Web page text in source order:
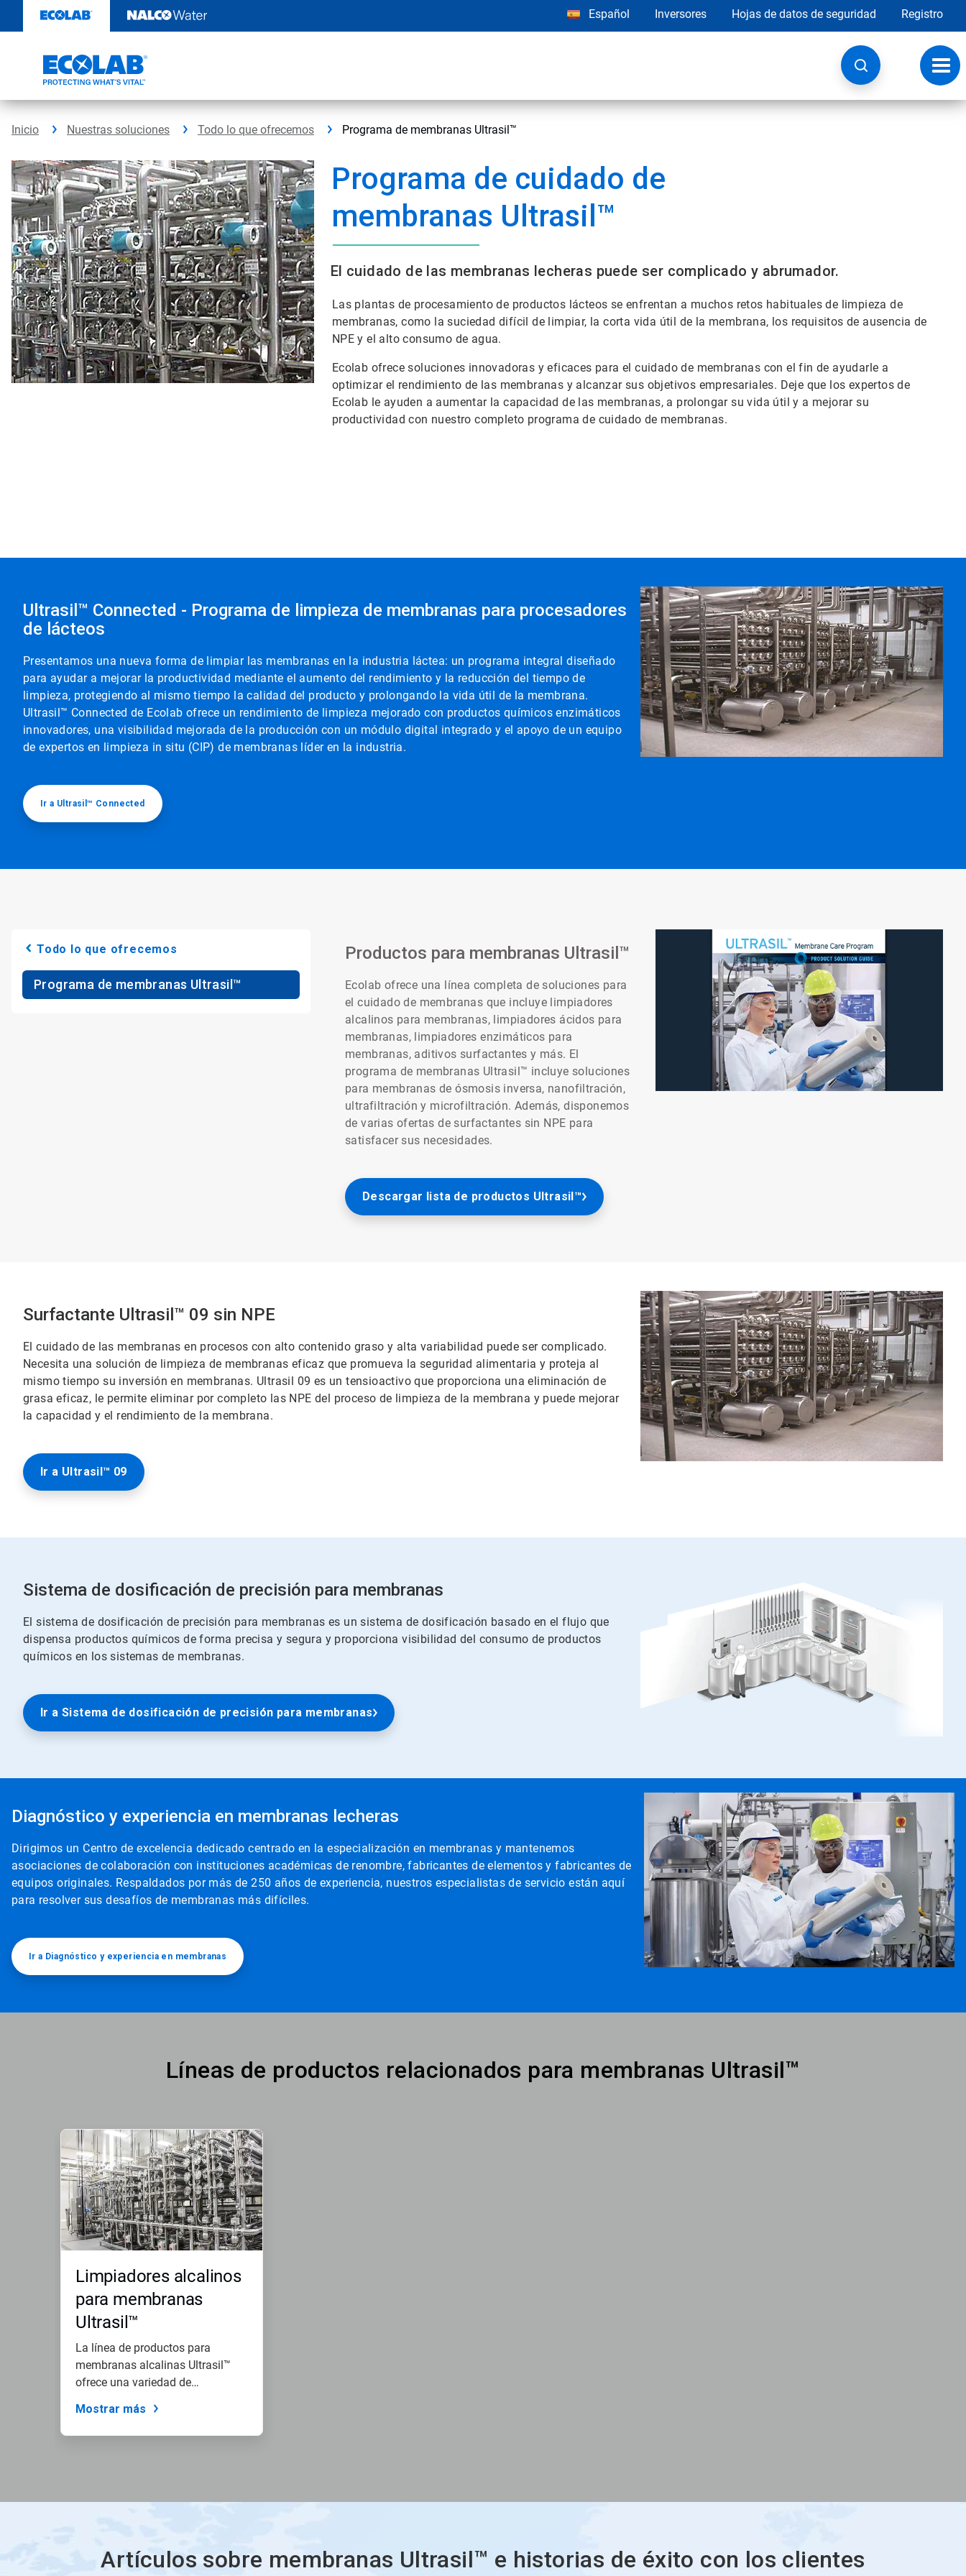
contenido
Español Inversores Hojas de datos de seguridad Registro
de
Inicio Nuestras soluciones Todo lo que ofrecemos Programa de membranas Ultrasil™
Programa de cuidado de
membranas Ultrasil™
El cuidado de las membranas lecheras puede ser complicado y abrumador.
Las plantas de procesamiento de productos lácteos se enfrentan a muchos retos habituales de limpieza de
membranas, como la suciedad difícil de limpiar, la corta vida útil de la membrana, los requisitos de ausencia de
NPE y el alto consumo de agua.
Ecolab ofrece soluciones innovadoras y eficaces para el cuidado de membranas con el fin de ayudarle a
optimizar el rendimiento de las membranas y alcanzar sus objetivos empresariales. Deje que los expertos de
Ecolab le ayuden a aumentar la capacidad de las membranas, a prolongar su vida útil y a mejorar su
productividad con nuestro completo programa de cuidado de membranas.
Ultrasil™ Connected - Programa de limpieza de membranas para procesadores
de lácteos
Presentamos una nueva forma de limpiar las membranas en la industria láctea: un programa integral diseñado
para ayudar a mejorar la productividad mediante el aumento del rendimiento y la reducción del tiempo de
limpieza, protegiendo al mismo tiempo la calidad del producto y prolongando la vida útil de la membrana.
Ultrasil™ Connected de Ecolab ofrece un rendimiento de limpieza mejorado con productos químicos enzimáticos
innovadores, una visibilidad mejorada de la producción con un módulo digital integrado y el apoyo de un equipo
de expertos en limpieza in situ (CIP) de membranas líder en la industria.
Ir a Ultrasil™ Connected
Todo lo que ofrecemos
Programa de membranas Ultrasil™
Productos para membranas Ultrasil™
Ecolab ofrece una línea completa de soluciones para
el cuidado de membranas que incluye limpiadores
alcalinos para membranas, limpiadores ácidos para
membranas, limpiadores enzimáticos para
membranas, aditivos surfactantes y más. El
programa de membranas Ultrasil™ incluye soluciones
para membranas de ósmosis inversa, nanofiltración,
ultrafiltración y microfiltración. Además, disponemos
de varias ofertas de surfactantes sin NPE para
satisfacer sus necesidades.
Descargar lista de productos Ultrasil™
Surfactante Ultrasil™ 09 sin NPE
El cuidado de las membranas en procesos con alto contenido graso y alta variabilidad puede ser complicado.
Necesita una solución de limpieza de membranas eficaz que promueva la seguridad alimentaria y proteja al
mismo tiempo su inversión en membranas. Ultrasil 09 es un tensioactivo que proporciona una eliminación de
grasa eficaz, le permite eliminar por completo las NPE del proceso de limpieza de la membrana y puede mejorar
la capacidad y el rendimiento de la membrana.
Ir a Ultrasil™ 09
Sistema de dosificación de precisión para membranas
El sistema de dosificación de precisión para membranas es un sistema de dosificación basado en el flujo que
dispensa productos químicos de forma precisa y segura y proporciona visibilidad del consumo de productos
químicos en los sistemas de membranas.
Ir a Sistema de dosificación de precisión para membranas
Diagnóstico y experiencia en membranas lecheras
Dirigimos un Centro de excelencia dedicado centrado en la especialización en membranas y mantenemos
asociaciones de colaboración con instituciones académicas de renombre, fabricantes de elementos y fabricantes de
equipos originales. Respaldados por más de 250 años de experiencia, nuestros especialistas de servicio están aquí
para resolver sus desafíos de membranas más difíciles.
Ir a Diagnóstico y experiencia en membranas
Líneas de productos relacionados para membranas Ultrasil™
Limpiadores alcalinos
para membranas
Ultrasil™
La línea de productos para
membranas alcalinas Ultrasil™
ofrece una variedad de
Mostrar más
Artículos sobre membranas Ultrasil™ e historias de éxito con los clientes